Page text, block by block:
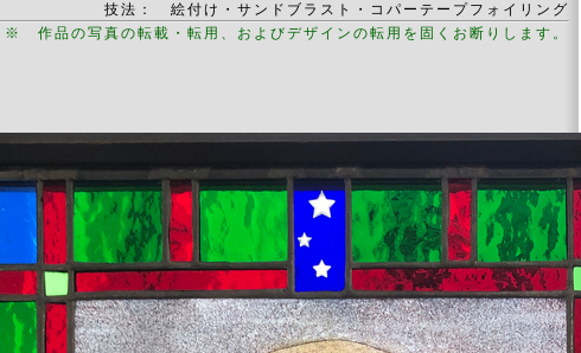
技法： 絵付け・サンドブラスト・コパーテープフォイリング
※ 作品の写真の転載・転用、およびデザインの転用を固くお断りします。